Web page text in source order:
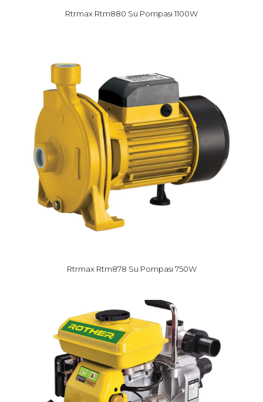
Rtrmax Rtm880 Su Pompası 1100W
Rtrmax Rtm878 Su Pompası 750W